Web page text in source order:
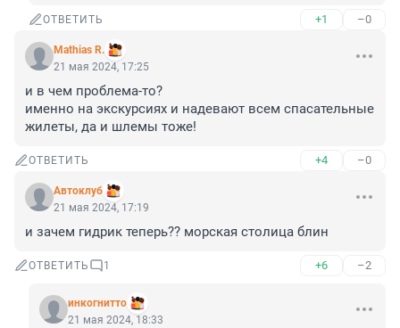
ОТВЕТИТЬ +1 –0
Mathias R.
21 мая 2024, 17:25
и в чем проблема-то?
именно на экскурсиях и надевают всем спасательные
жилеты, да и шлемы тоже!
ОТВЕТИТЬ +4 –0
Автоклуб
21 мая 2024, 17:19
и зачем гидрик теперь?? морская столица блин
ОТВЕТИТЬ 1 +6 –2
инкогнитто
21 мая 2024, 18:33